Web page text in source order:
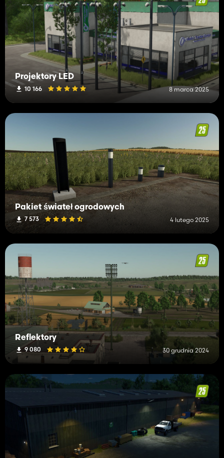
Projektory LED
10 166 8 marca 2025
Pakiet świateł ogrodowych
7 573 4 lutego 2025
Reflektory
9 080 30 grudnia 2024